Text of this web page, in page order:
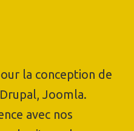
la conception de
Joomla.
avec nos